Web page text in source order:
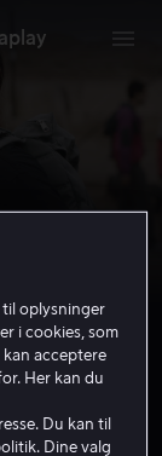
til oplysninger
i cookies, som
acceptere
Her kan du
Du kan til
Dine valg